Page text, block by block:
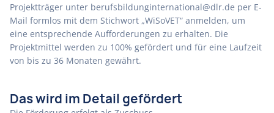
Projektträger unter berufsbildunginternational@dlr.de per E-
Mail formlos mit dem Stichwort „WiSoVET“ anmelden, um
eine entsprechende Aufforderungen zu erhalten. Die
Projektmittel werden zu 100% gefördert und für eine Laufzeit
von bis zu 36 Monaten gewährt.
Das wird im Detail gefördert